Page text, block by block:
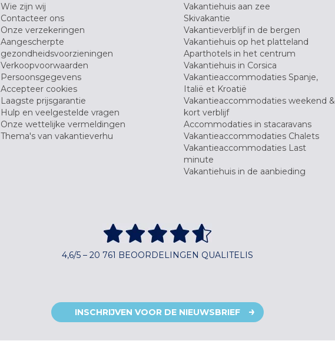
Wie zijn wij
Contacteer ons
Onze verzekeringen
Aangescherpte
gezondheidsvoorzieningen
Verkoopvoorwaarden
Persoonsgegevens
Accepteer cookies
Laagste prijsgarantie
Hulp en veelgestelde vragen
Onze wettelijke vermeldingen
Thema's van vakantieverhu
Vakantiehuis aan zee
Skivakantie
Vakantieverblijf in de bergen
Vakantiehuis op het platteland
Aparthotels in het centrum
Vakantiehuis in Corsica
Vakantieaccommodaties Spanje,
Italië et Kroatië
Vakantieaccommodaties weekend &
kort verblijf
Accommodaties in stacaravans
Vakantieaccommodaties Chalets
Vakantieaccommodaties Last
minute
Vakantiehuis in de aanbieding
4,6/5 – 20 761 BEOORDELINGEN QUALITELIS
INSCHRIJVEN VOOR DE NIEUWSBRIEF